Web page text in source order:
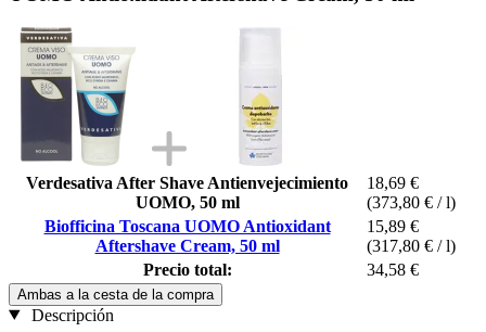
Verdesativa After Shave Antienvejecimiento
UOMO, 50 ml
18,69 €
(373,80 € / l)
Biofficina Toscana UOMO Antioxidant
Aftershave Cream, 50 ml
15,89 €
(317,80 € / l)
Precio total:
34,58 €
Ambas a la cesta de la compra
Descripción